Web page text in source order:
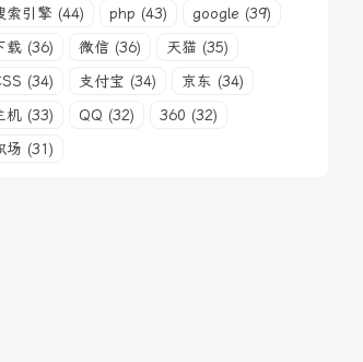
索引擎 (44)
php (43)
google (39)
载 (36)
微信 (36)
天猫 (35)
(34)
支付宝 (34)
京东 (34)
机 (33)
QQ (32)
360 (32)
场 (31)